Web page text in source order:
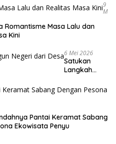
9
M
Romantisme Masa Lalu dan
Kini
6 Mei 2026
Satukan
Langkah
Negeri dari
Desa
Pantai Keramat Sabang
Ekowisata Penyu